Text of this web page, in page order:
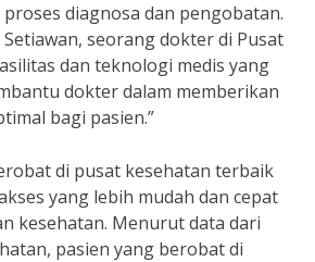
diagnosa dan pengobatan.
seorang dokter di Pusat
dan teknologi medis yang
dokter dalam memberikan
bagi pasien.”
di pusat kesehatan terbaik
yang lebih mudah dan cepat
kesehatan. Menurut data dari
pasien yang berobat di